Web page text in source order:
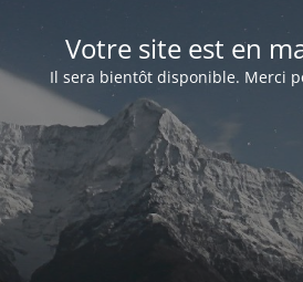
Votre site est en
Il sera bientôt disponible. Merci